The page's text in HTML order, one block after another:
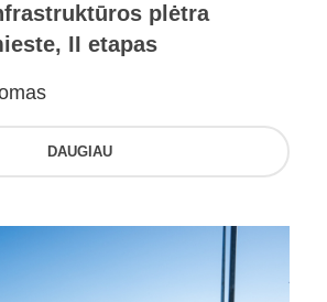
plėtra
II etapas
DAUGIAU